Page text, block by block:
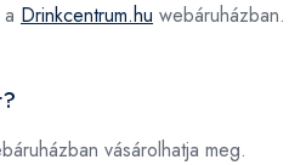
Drinkcentrum.hu webáruházban.
vásárolhatja meg.